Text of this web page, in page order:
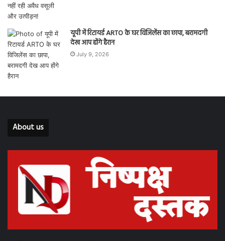
यूपी में रिटायर्ड ARTO के घर विजिलेंस का छापा, बरामदगी
देख आप होंगे हैरान
July 9, 2026
About us